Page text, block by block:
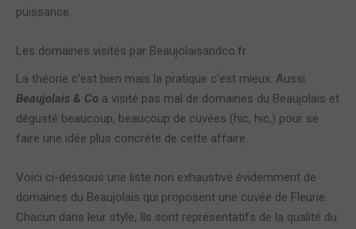
puissance.
Les domaines visités par Beaujolaisandco.fr
La théorie c’est bien mais la pratique c’est mieux. Aussi
Beaujolais & Co a visité pas mal de domaines du Beaujolais et
dégusté beaucoup, beaucoup de cuvées (hic, hic,) pour se
faire une idée plus concrète de cette affaire.
Voici ci-dessous une liste non exhaustive évidemment de
domaines du Beaujolais qui proposent une cuvée de Fleurie.
Chacun dans leur style, Ils sont représentatifs de la qualité du